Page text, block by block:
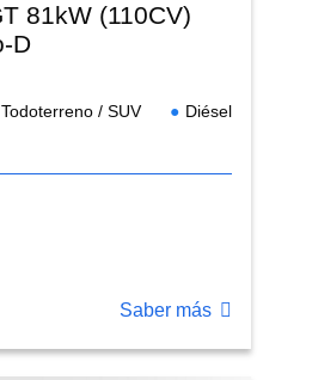
81kW (110CV)
D
Todoterreno / SUV
Diésel
Saber más